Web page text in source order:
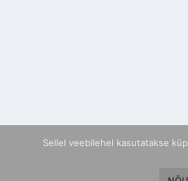
Sellel veebilehel kasutatakse